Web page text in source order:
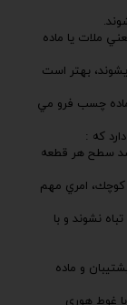
ملات يا ماده
بهتر است
ماده چسب فرو مي
كه :
و ماده چسباننده آن بيش از 25 درصد سطح هر قطعه
كوچك، امري مهم
نشوند و با
و ماده
غوط هوري